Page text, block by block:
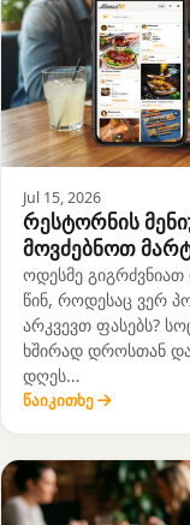
Jul 15, 2026
რესტორნის
მოვძებნოთ
ოდესმე
წინ, როდესაც ვერ
არკვევთ ფასებს?
ხშირად დროსთან
დღეს…
წაიკითხე